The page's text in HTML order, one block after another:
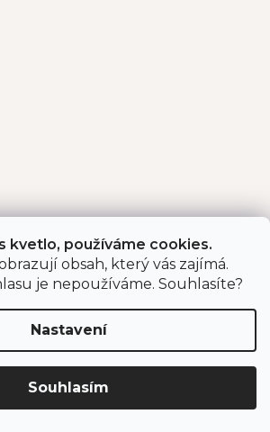
kvetlo, používáme cookies.
obsah, který vás zajímá.
je nepoužíváme. Souhlasíte?
Nastavení
Souhlasím